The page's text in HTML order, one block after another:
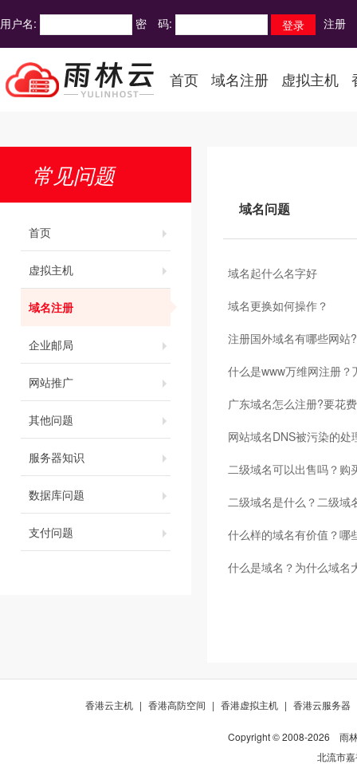
用户名: 密 码: 注册
首页 域名注册 虚拟主机
常见问题
首页
虚拟主机
域名注册
企业邮局
网站推广
其他问题
服务器知识
数据库问题
支付问题
域名问题
域名起什么名字好
域名更换如何操作？
注册国外域名有哪些网站
什么是www万维网注册？
广东域名怎么注册?要花
网站域名DNS被污染的处
二级域名可以出售吗？购
二级域名是什么？二级域
什么样的域名有价值？哪
什么是域名？为什么域名
香港云主机 | 香港高防空间 | 香港虚拟主机 | 香港云服务器
Copyright © 2008-2026
雨
北流市